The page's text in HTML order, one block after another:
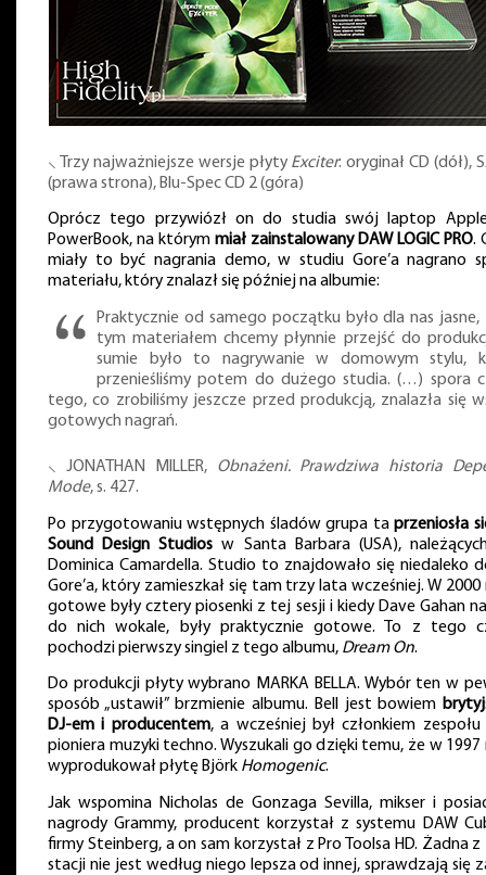
⸜ Trzy najważniejsze wersje płyty Exciter: oryginał CD (dół),
(prawa strona), Blu-Spec CD 2 (góra)
Oprócz tego przywiózł on do studia swój laptop
PowerBook, na którym miał zainstalowany DAW LOGIC PRO.
miały to być nagrania demo, w studiu Gore’a nagrano
materiału, który znalazł się później na albumie:
Praktycznie od samego początku było dla nas jasne,
tym materiałem chcemy płynnie przejść do
sumie było to nagrywanie w domowym stylu,
przenieśliśmy potem do dużego studia. (…) spora
tego, co zrobiliśmy jeszcze przed produkcją, znalazła się
gotowych nagrań.
⸜ JONATHAN MILLER, Obnażeni. Prawdziwa historia
Mode, s. 427.
Po przygotowaniu wstępnych śladów grupa ta przeniosła
Sound Design Studios w Santa Barbara (USA),
Dominica Camardella. Studio to znajdowało się niedaleko
Gore’a, który zamieszkał się tam trzy lata wcześniej. W 2000
gotowe były cztery piosenki z tej sesji i kiedy Dave Gahan
do nich wokale, były praktycznie gotowe. To z tego
pochodzi pierwszy singiel z tego albumu, Dream On.
Do produkcji płyty wybrano MARKA BELLA. Wybór ten w
sposób „ustawił” brzmienie albumu. Bell jest bowiem
DJ-em i producentem, a wcześniej był członkiem zespołu
pioniera muzyki techno. Wyszukali go dzięki temu, że w 1997
wyprodukował płytę Björk Homogenic.
Jak wspomina Nicholas de Gonzaga Sevilla, mikser i
nagrody Grammy, producent korzystał z systemu DAW
firmy Steinberg, a on sam korzystał z Pro Toolsa HD. Żadna
stacji nie jest według niego lepsza od innej, sprawdzają się